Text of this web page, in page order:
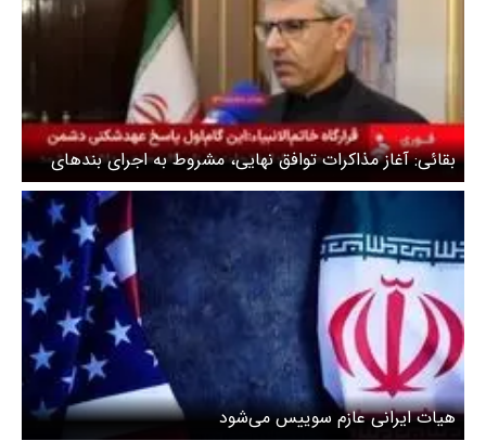
بقائی: آغاز مذاکرات توافق نهایی، مشروط به اجرای بندهای
پنج‌گانه تفاهم‌نامه است
هیات ایرانی عازم سوییس می‌‌شود